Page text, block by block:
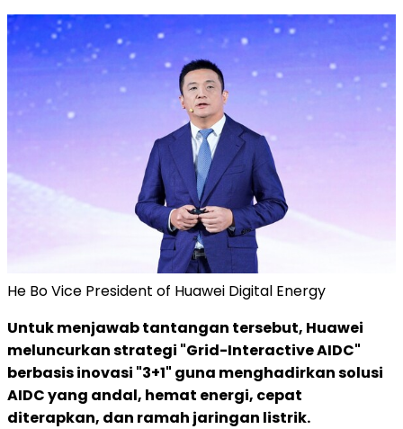
He Bo Vice President of Huawei Digital Energy
Untuk menjawab tantangan tersebut, Huawei
meluncurkan strategi "Grid-Interactive AIDC"
berbasis inovasi "3+1" guna menghadirkan solusi
AIDC yang andal, hemat energi, cepat
diterapkan, dan ramah jaringan listrik.